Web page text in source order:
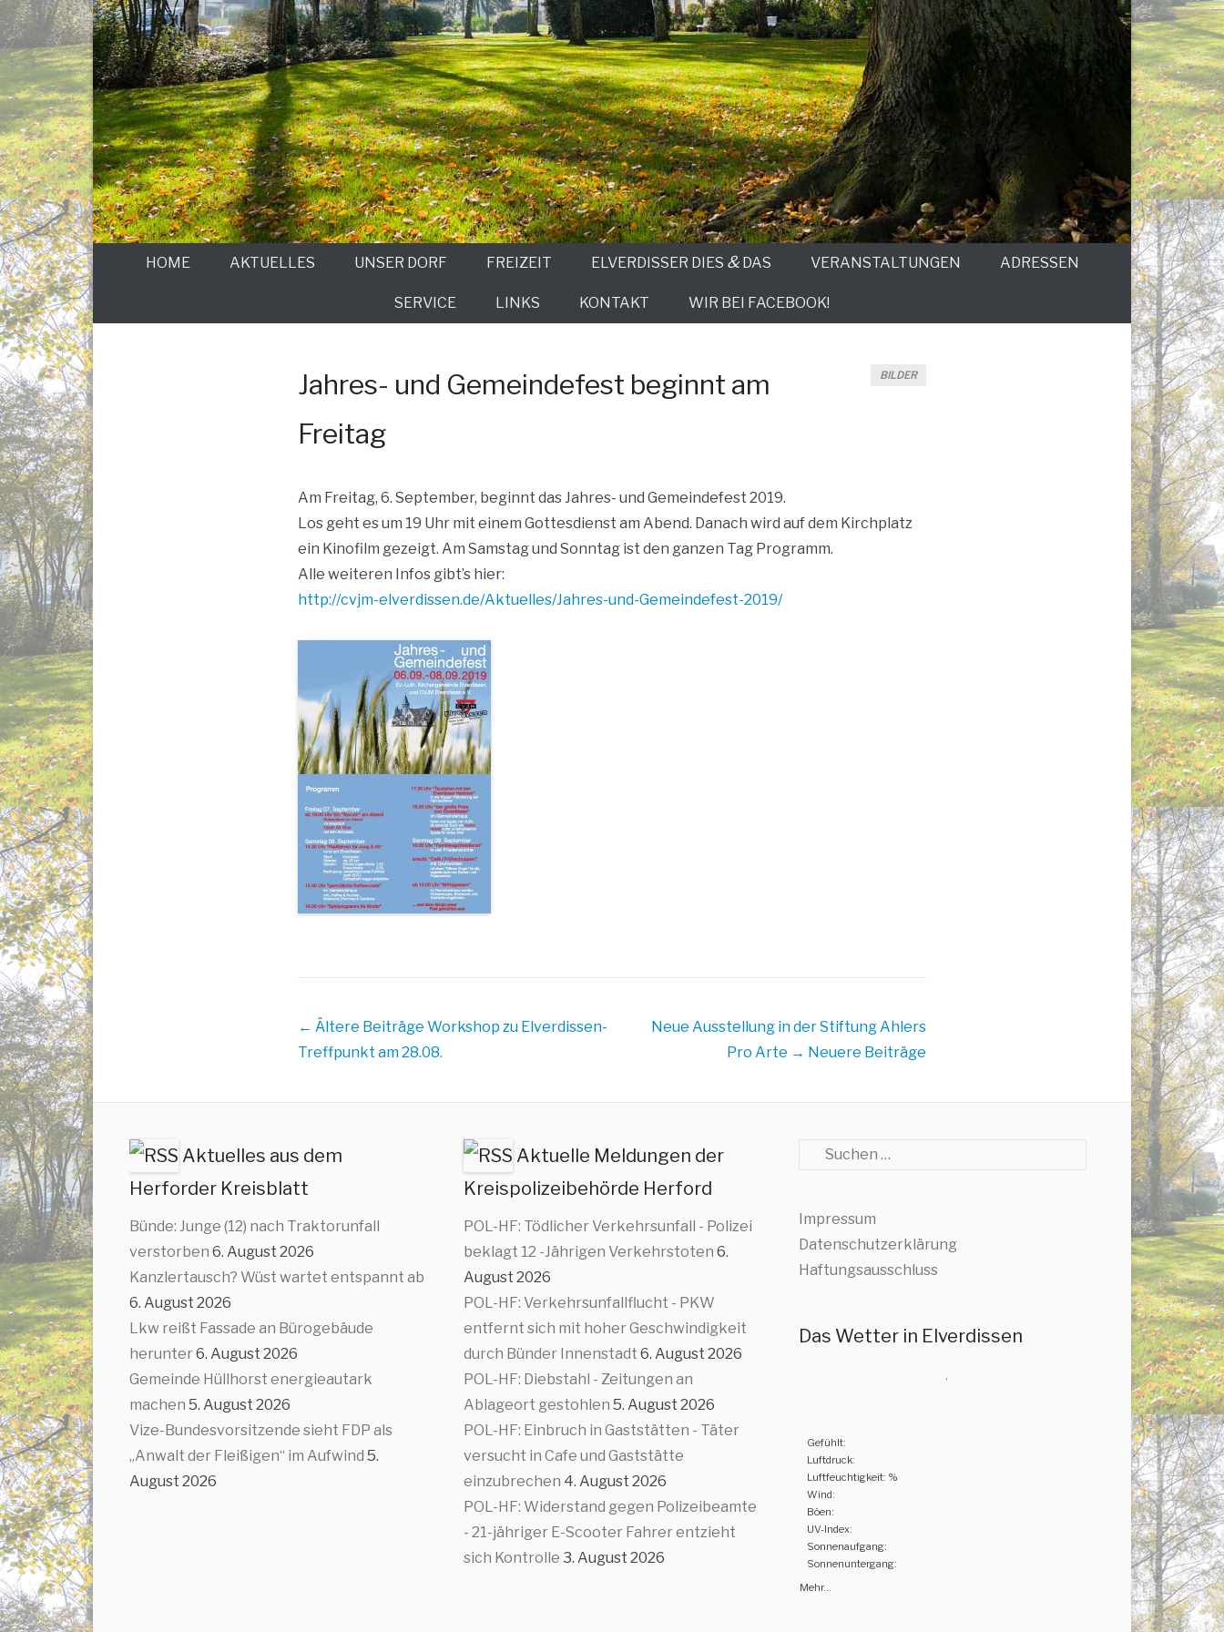
HOME AKTUELLES UNSER DORF FREIZEIT ELVERDISSER DIES &DAS VERANSTALTUNGEN ADRESSEN
SERVICE LINKS KONTAKT WIR BEI FACEBOOK!
Jahres- und Gemeindefest beginnt am
Freitag
BILDER
Am Frei­tag, 6. Sep­tem­ber, beginnt das Jah­res- und Gemein­de­fest 2019.
Los geht es um 19 Uhr mit einem Got­tes­dienst am Abend. Danach wird auf dem Kirch­platz
ein Kino­film gezeigt. Am Sams­tag und Sonn­tag ist den gan­zen Tag Programm.
Alle wei­te­ren Infos gibt’s hier:
http://​cvjm​-elver​dis​sen​.de/​A​k​t​u​e​l​l​e​s​/​J​a​h​r​e​s​-​u​n​d​-​G​e​m​e​i​n​d​e​f​e​s​t​-​2​0​19/
Beitrags
Übersicht
← Ältere Beiträge Workshop zu Elverdissen-
Treffpunkt am 28.08.
Neue Ausstellung in der Stiftung Ahlers
Pro Arte → Neuere Beiträge
Aktuelles aus dem
Herforder Kreisblatt
Bünde: Junge (12) nach Traktorunfall
verstorben 6. August 2026
Kanzlertausch? Wüst wartet entspannt ab
6. August 2026
Lkw reißt Fassade an Bürogebäude
herunter6. August 2026
Gemeinde Hüllhorst energieautark
machen 5. August 2026
Vize-Bundesvorsitzende sieht FDP als
„Anwalt der Fleißigen“ im Aufwind 5.
August 2026
Aktuelle Meldungen der
Kreispolizeibehörde Herford
POL-HF: Tödlicher Verkehrsunfall - Polizei
beklagt 12 -Jährigen Verkehrstoten 6.
August 2026
POL-HF: Verkehrsunfallflucht - PKW
entfernt sich mit hoher Geschwindigkeit
durch Bünder Innenstadt 6. August 2026
POL-HF: Diebstahl - Zeitungen an
Ablageort gestohlen 5. August 2026
POL-HF: Einbruch in Gaststätten - Täter
versucht in Cafe und Gaststätte
einzubrechen 4. August 2026
POL-HF: Widerstand gegen Polizeibeamte
- 21-jähriger E-Scooter Fahrer entzieht
sich Kontrolle 3. August 2026
Suche
Impressum
Datenschutzerklärung
Haftungsausschluss
Das Wetter in Elverdissen
,
Gefühlt:
Luftdruck:
Luftfeuchtigkeit: %
Wind:
Böen:
UV-Index:
Sonnenaufgang:
Sonnenuntergang:
Mehr...